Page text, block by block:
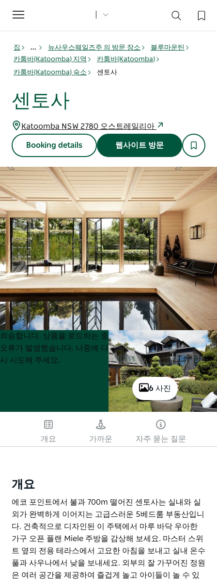
Toggle
navigation
집 ... 뉴사우스웨일즈주 의 방문 장소
블루마운틴
카툼바(Katoomba) 지역
카툼바(Katoomba)
카툼바(Katoomba) 숙소
센토사
센토사
Katoomba NSW 2780 오스트레일리아
Booking details 웹사이트 방문
6 사진
Product
List
Product
List
죄송합니다. 상품을 로드하는 중
오류가 발생했습니다. 나중에 다
시 시도해 주세요.
개요 가까운 자주 묻는 질문
개요
에코 포인트에서 불과 700m 떨어진 센토사는 실내와 실
외가 완벽하게 이어지는 고급스러운 5베드룸 부동산입니
다. 건축적으로 디자인된 이 주택에서 마루 바닥 우아한
가구 오픈 플랜 Miele 주방을 감상해 보세요. 마스터 스위
트 옆의 전용 테라스에서 고요한 아침을 보내고 실내 온수
풀과 사우나에서 낮을 보내세요. 외부의 잘 가꾸어진 정원
은 여러 공간을 제공하여 즐겁게 놀고 아이들이 놀 수 있